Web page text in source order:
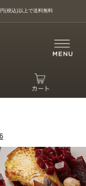
円(税込)以上で送料無料